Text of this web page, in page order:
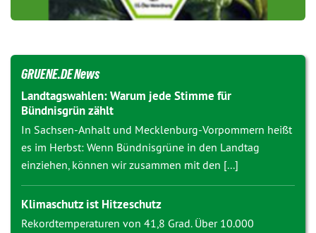
GRUENE.DE News
Landtagswahlen: Warum jede Stimme für
Bündnisgrün zählt
In Sachsen-Anhalt und Mecklenburg-Vorpommern heißt
es im Herbst: Wenn Bündnisgrüne in den Landtag
einziehen, können wir zusammen mit den [...]
Klimaschutz ist Hitzeschutz
Rekordtemperaturen von 41,8 Grad. Über 10.000